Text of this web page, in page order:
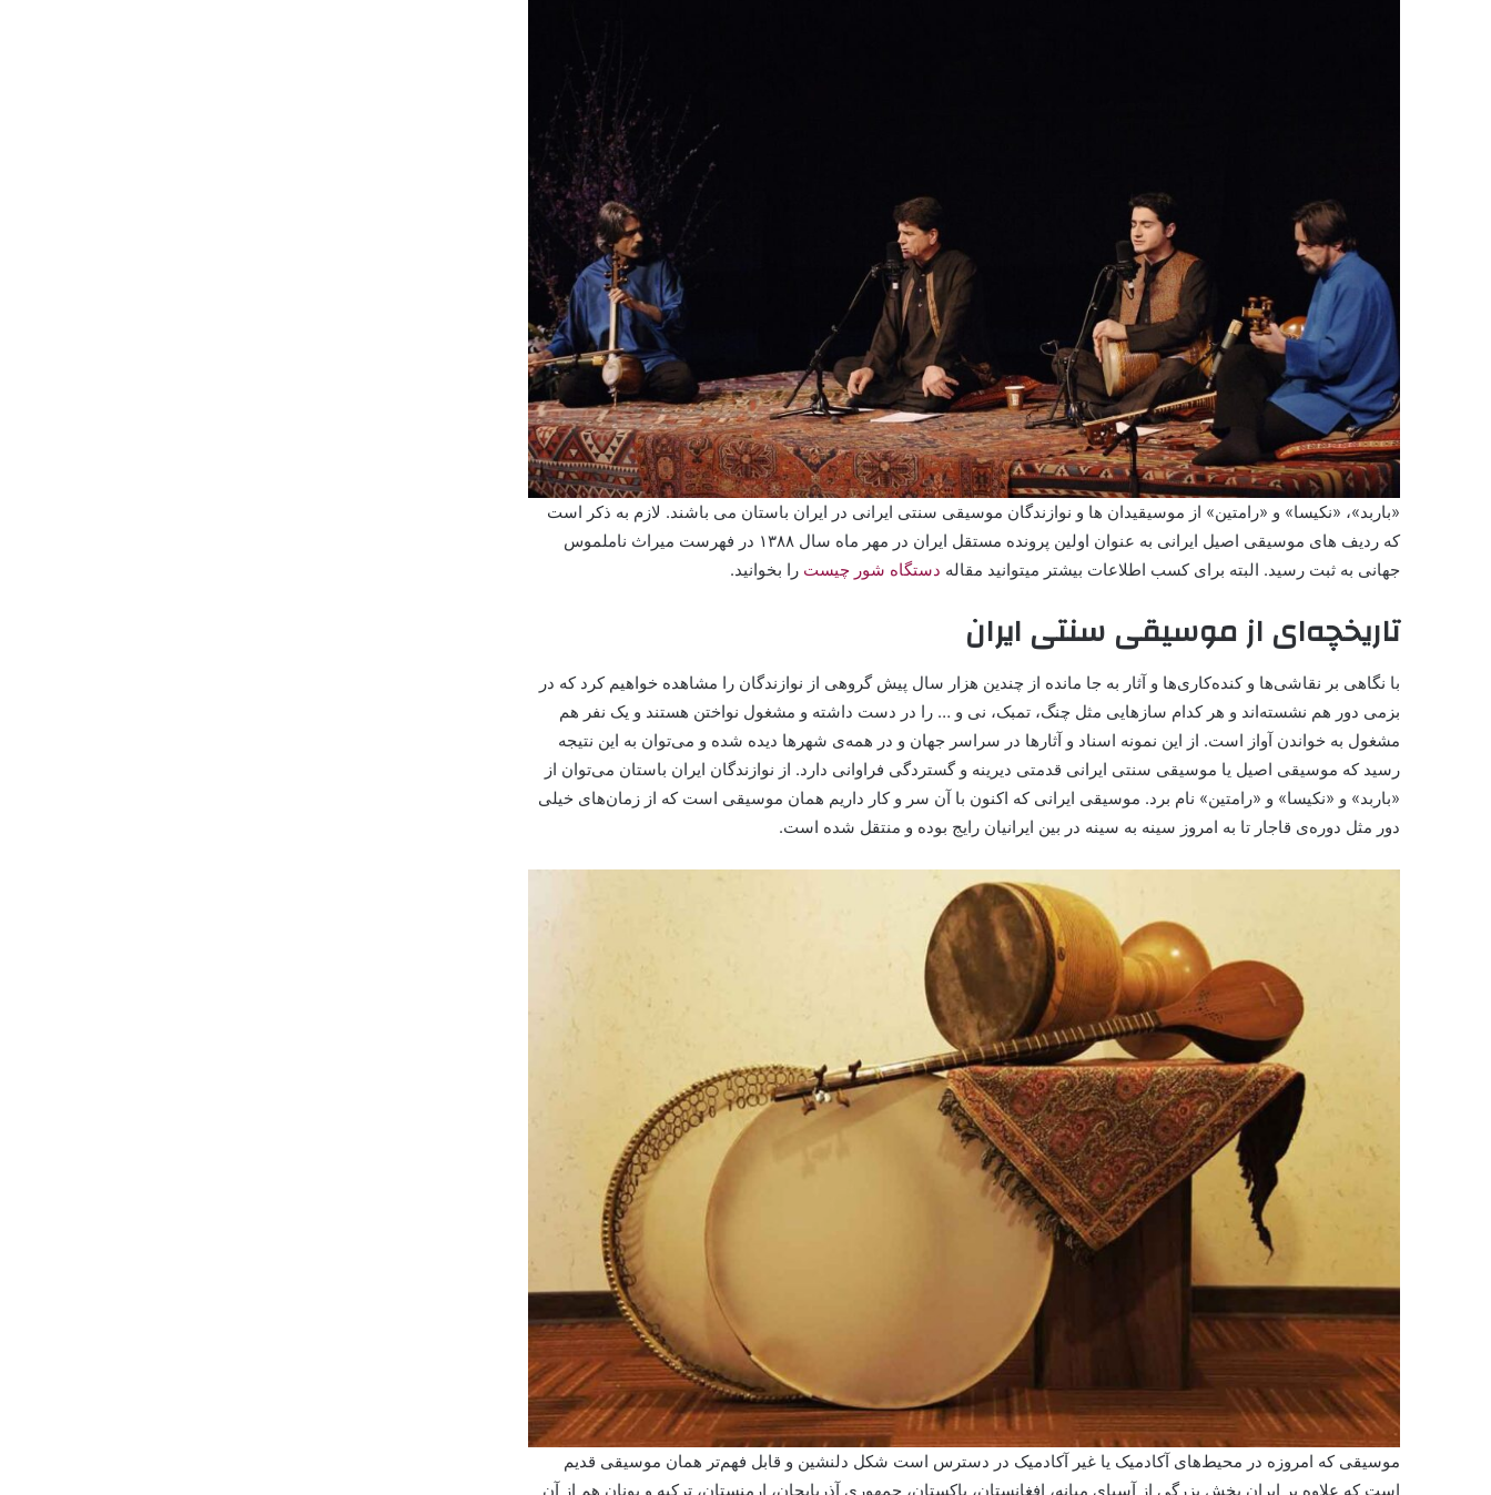
«باربد»، «نکیسا» و «رامتین» از موسیقیدان ها و نوازندگان موسیقی سنتی ایرانی در ایران باستان می باشند. لازم به ذکر است
که ردیف های موسیقی اصیل ایرانی به عنوان اولین پرونده مستقل ایران در مهر ماه سال ۱۳۸۸ در فهرست میراث ناملموس
جهانی به ثبت رسید. البته برای کسب اطلاعات بیشتر میتوانید مقاله دستگاه شور چیست را بخوانید.
تاریخچه‌ای از موسیقی سنتی ایران
با نگاهی بر نقاشی‌ها و کنده‌کاری‌ها و آثار به جا مانده از چندین هزار سال پیش گروهی از نوازندگان را مشاهده خواهیم کرد که در
بزمی دور هم نشسته‌اند و هر کدام ساز‌هایی مثل چنگ، تمبک، نی و … را در دست داشته و مشغول نواختن هستند و یک نفر هم
مشغول به خواندن آواز است. از این نمونه اسناد و آثار‌ها در سراسر جهان و در همه‌ی شهر‌ها دیده شده و می‌توان به این نتیجه
رسید که موسیقی اصیل یا موسیقی سنتی ایرانی قدمتی دیرینه و گستردگی فراوانی دارد. از نوازندگان ایران باستان می‌توان از
«باربد» و «نکیسا» و «رامتین» نام برد. موسیقی ایرانی که اکنون با آن سر و کار داریم همان موسیقی است که از زمان‌های خیلی
دور مثل دوره‌ی قاجار تا به امروز سینه به سینه در بین ایرانیان رایج بوده و منتقل شده است.
موسیقی که امروزه در محیط‌های آکادمیک یا غیر آکادمیک در دسترس است شکل دلنشین و قابل فهم‌تر همان موسیقی قدیم
است که علاوه بر ایران بخش بزرگی از آسیای میانه، افغانستان، پاکستان، جمهوری آذربایجان، ارمنستان، ترکیه و یونان هم از آن